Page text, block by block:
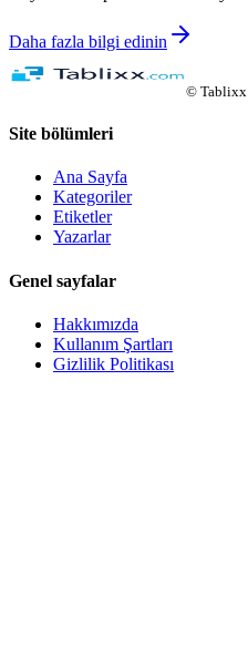
Daha fazla bilgi edinin
© Tablixx
Site bölümleri
Ana Sayfa
Kategoriler
Etiketler
Yazarlar
Genel sayfalar
Hakkımızda
Kullanım Şartları
Gizlilik Politikası